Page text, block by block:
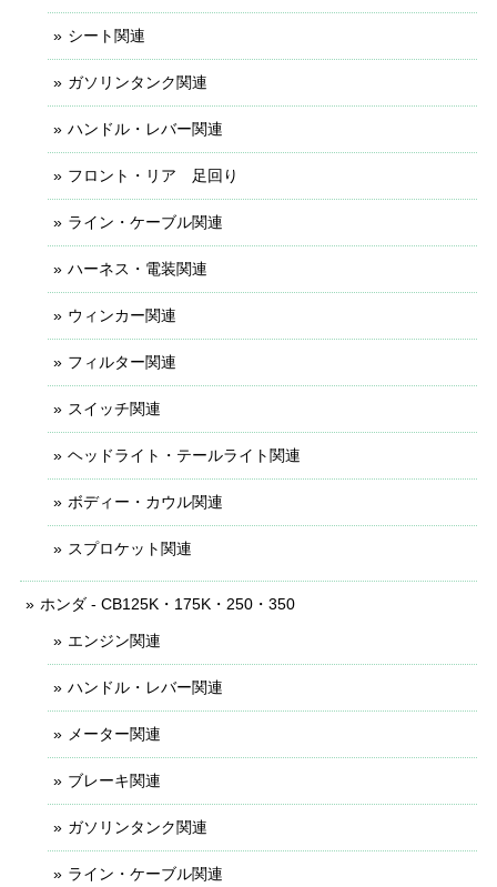
シート関連
ガソリンタンク関連
ハンドル・レバー関連
フロント・リア 足回り
ライン・ケーブル関連
ハーネス・電装関連
ウィンカー関連
フィルター関連
スイッチ関連
ヘッドライト・テールライト関連
ボディー・カウル関連
スプロケット関連
ホンダ - CB125K・175K・250・350
エンジン関連
ハンドル・レバー関連
メーター関連
ブレーキ関連
ガソリンタンク関連
ライン・ケーブル関連